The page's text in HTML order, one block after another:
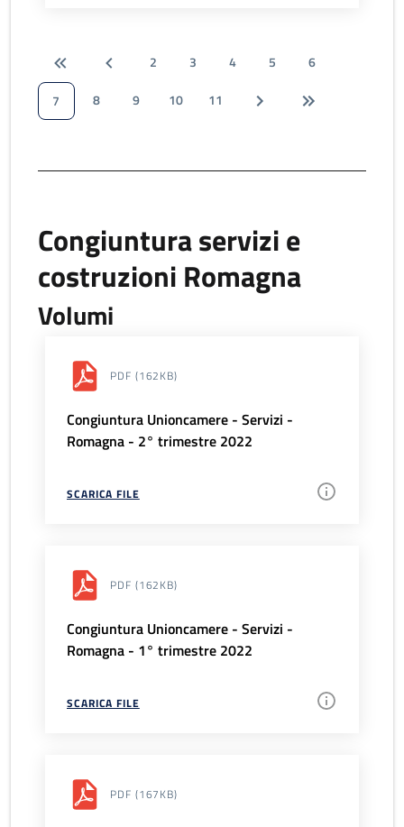
2 3 4 5
6
7
8 9 10 11
Congiuntura servizi e
costruzioni Romagna
Volumi
PDF (162KB)
Congiuntura Unioncamere - Servizi -
Romagna - 2° trimestre 2022
SCARICA FILE
PDF (162KB)
Congiuntura Unioncamere - Servizi -
Romagna - 1° trimestre 2022
SCARICA FILE
PDF (167KB)